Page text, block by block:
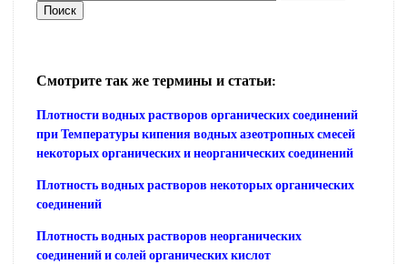
Смотрите так же термины и статьи:
Плотности водных растворов органических соединений
при Температуры кипения водных азеотропных смесей
некоторых органических и неорганических соединений
Плотность водных растворов некоторых органических
соединений
Плотность водных растворов неорганических
соединений и солей органических кислот